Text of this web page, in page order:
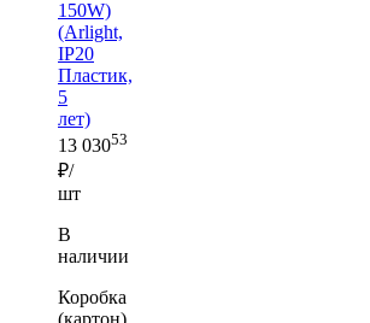
150W)
(Arlight,
IP20
Пластик,
5
лет)
13 03053
₽/
шт
В
наличии
Коробка
(картон)